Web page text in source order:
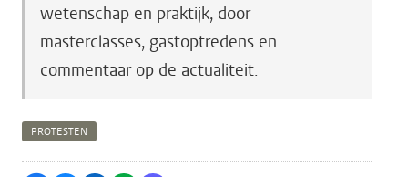
wetenschap en praktijk, door
masterclasses, gastoptredens en
commentaar op de actualiteit.
PROTESTEN